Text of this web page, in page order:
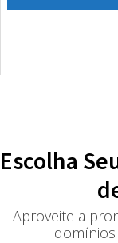
Escolha
Aproveite a
domínios